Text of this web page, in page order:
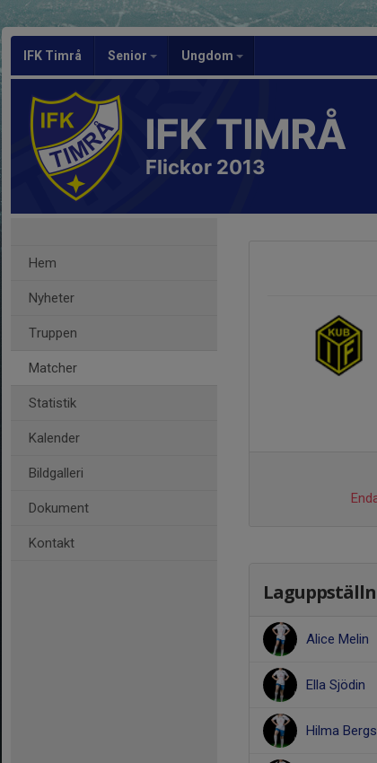
IFK Timrå Senior Ungdom
IFK TIMRÅ
Flickor 2013
Hem
Nyheter
Truppen
Matcher
Statistik
Kalender
Bildgalleri
Dokument
Kontakt
Alice Melin
Ella Sjödin
Hilma